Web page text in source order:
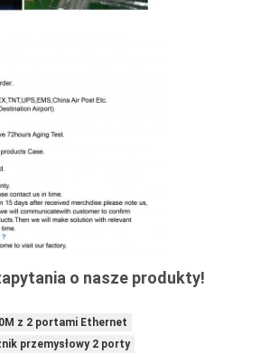
o nasze produkty!
z 2 portami Ethernet
przemysłowy 2 porty